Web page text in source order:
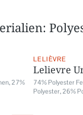
27%
LELIÈVRE
Lelievre
74% Polyester
Polyester, 26%